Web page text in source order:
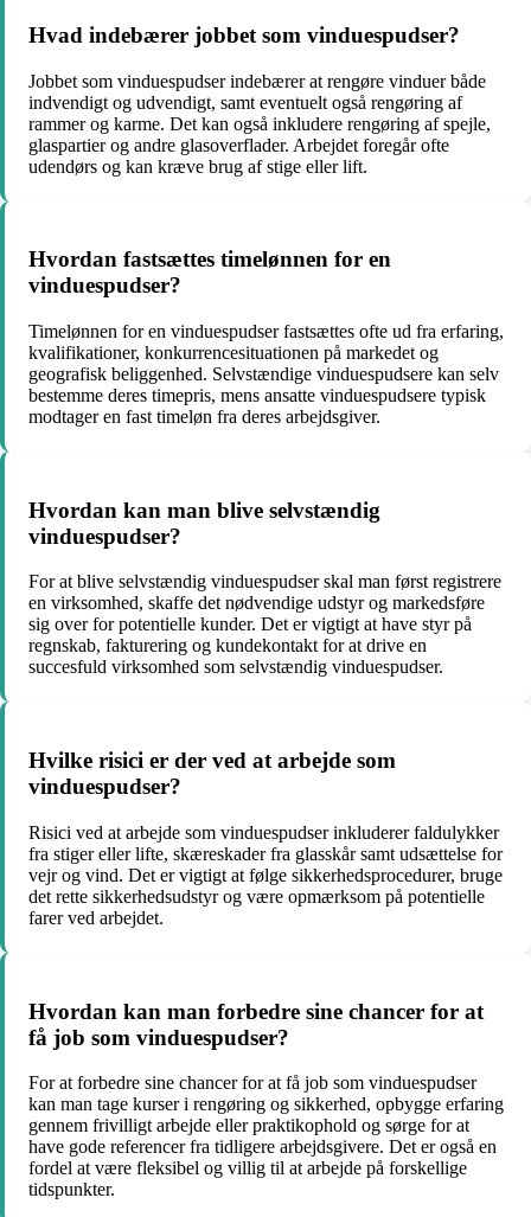
Hvad indebærer jobbet som vinduespudser?
Jobbet som vinduespudser indebærer at rengøre vinduer både
indvendigt og udvendigt, samt eventuelt også rengøring af
rammer og karme. Det kan også inkludere rengøring af spejle,
glaspartier og andre glasoverflader. Arbejdet foregår ofte
udendørs og kan kræve brug af stige eller lift.
Hvordan fastsættes timelønnen for en
vinduespudser?
Timelønnen for en vinduespudser fastsættes ofte ud fra erfaring,
kvalifikationer, konkurrencesituationen på markedet og
geografisk beliggenhed. Selvstændige vinduespudsere kan selv
bestemme deres timepris, mens ansatte vinduespudsere typisk
modtager en fast timeløn fra deres arbejdsgiver.
Hvordan kan man blive selvstændig
vinduespudser?
For at blive selvstændig vinduespudser skal man først registrere
en virksomhed, skaffe det nødvendige udstyr og markedsføre
sig over for potentielle kunder. Det er vigtigt at have styr på
regnskab, fakturering og kundekontakt for at drive en
succesfuld virksomhed som selvstændig vinduespudser.
Hvilke risici er der ved at arbejde som
vinduespudser?
Risici ved at arbejde som vinduespudser inkluderer faldulykker
fra stiger eller lifte, skæreskader fra glasskår samt udsættelse for
vejr og vind. Det er vigtigt at følge sikkerhedsprocedurer, bruge
det rette sikkerhedsudstyr og være opmærksom på potentielle
farer ved arbejdet.
Hvordan kan man forbedre sine chancer for at
få job som vinduespudser?
For at forbedre sine chancer for at få job som vinduespudser
kan man tage kurser i rengøring og sikkerhed, opbygge erfaring
gennem frivilligt arbejde eller praktikophold og sørge for at
have gode referencer fra tidligere arbejdsgivere. Det er også en
fordel at være fleksibel og villig til at arbejde på forskellige
tidspunkter.